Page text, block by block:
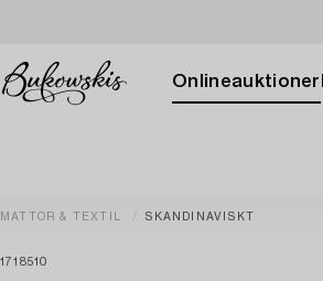
Onlineauktioner
MATTOR & TEXTIL SKANDINAVISKT
1718510